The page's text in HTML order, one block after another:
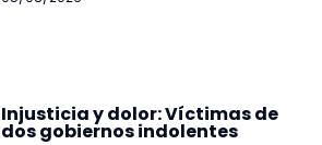
Injusticia y dolor: Víctimas de
dos gobiernos indolentes